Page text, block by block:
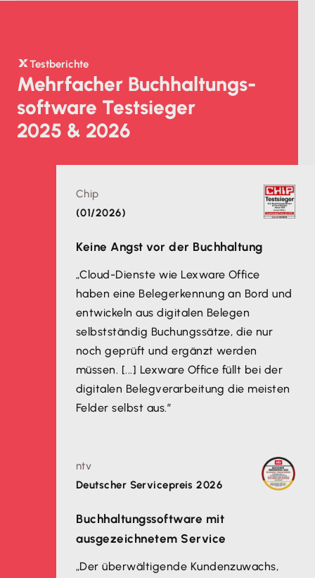
Testberichte
Mehrfacher Buchhaltungs­
software Testsieger
2025 & 2026
Chip
(01/2026)
Keine Angst vor der Buchhaltung
„Cloud-Dienste wie Lexware Office
haben eine Belegerkennung an Bord und
entwickeln aus digitalen Belegen
selbstständig Buchungssätze, die nur
noch geprüft und ergänzt werden
müssen. [...] Lexware Office füllt bei der
digitalen Belegverarbeitung die meisten
Felder selbst aus.”
ntv
Deutscher Servicepreis 2026
Buchhaltungssoftware mit
ausgezeichnetem Service
„Der überwältigende Kundenzuwachs,